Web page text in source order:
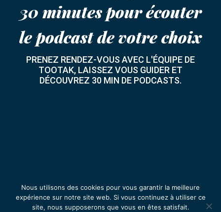
30 minutes pour écouter
le podcast de votre choix
PRENEZ RENDEZ-VOUS AVEC L'ÉQUIPE DE
TOOTAK, LAISSEZ VOUS GUIDER ET
DÉCOUVREZ 30 MIN DE PODCASTS.
Nous utilisons des cookies pour vous garantir la meilleure
expérience sur notre site web. Si vous continuez à utiliser ce
site, nous supposerons que vous en êtes satisfait.